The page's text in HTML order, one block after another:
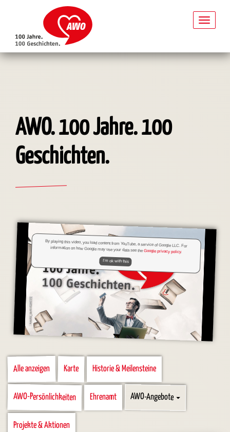
AWO. 100 Jahre. 100
Geschichten.
By playing this video, you load content from YouTube, a service of Google LLC. For
information on how Google may use your data see theGoogle privacy policy.
I'm ok with this
Kategorien
Alle anzeigen Karte Historie & Meilensteine
AWO-Persönlichkeiten Ehrenamt AWO-Angebote
Projekte & Aktionen